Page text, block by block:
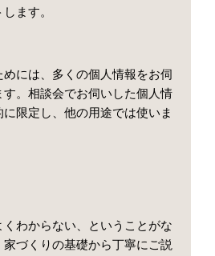
ます。
には、多くの個人情報をお伺
。相談会でお伺いした個人情
限定し、他の用途では使いま
わからない、ということがな
づくりの基礎から丁寧にご説